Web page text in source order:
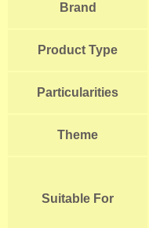
Brand
Product Type
Particularities
Theme
Suitable For